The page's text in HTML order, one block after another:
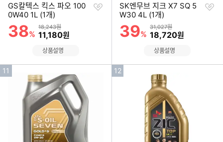
GS칼텍스 킥스 파오 100
0W40 1L (1개)
할인률
38%
상품금액
18,243원
할인금액
11,180원
찜
상품설명
SK엔무브 지크 X7 SQ 5
W30 4L (1개)
할인률
39%
상품금액
31,027원
할인금액
18,720원
찜
상품설명
인
11
인
12